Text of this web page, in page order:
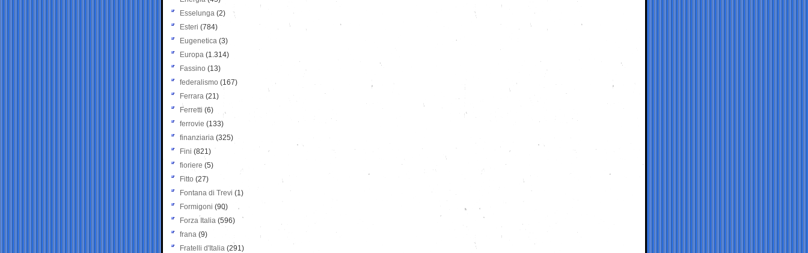
Esselunga (2)
Esteri (784)
Eugenetica (3)
Europa (1.314)
Fassino (13)
federalismo (167)
Ferrara (21)
Ferretti (6)
ferrovie (133)
finanziaria (325)
Fini (821)
fioriere (5)
Fitto (27)
Fontana di Trevi (1)
Formigoni (90)
Forza Italia (596)
frana (9)
Fratelli d'Italia (291)